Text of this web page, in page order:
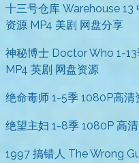
十三号仓库 Warehouse 13
资源 MP4 美剧 网盘分享
神秘博士 Doctor Who 1-
MP4 英剧 网盘资源
绝命毒师 1-5季 1080P高
绝望主妇 1-8季 1080P 高
1997 搞错人 The Wrong